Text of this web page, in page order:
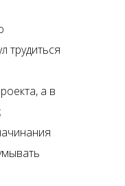
трудиться
а в